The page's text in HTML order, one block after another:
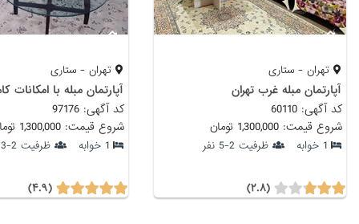
تهران - ستاری
آپارتمان مبله غرب تهران
کد آگهی: 60110
شروع قیمت: 1,300,000 تومان
1 خوابه ظرفیت 2-5 نفر
(۲.۸)
تهران - ستاری
آپارتمان مبله با امکانات
کد آگهی: 97176
شروع قیمت: 1,300,000 تومان
1 خوابه ظرفیت 2-3 نفر
(۴.۹)